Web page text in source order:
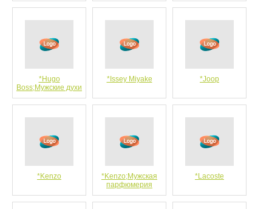
*Hugo
Boss;Мужские духи
*Issey Miyake *Joop
*Kenzo
*Kenzo;Мужская
парфюмерия
*Lacoste